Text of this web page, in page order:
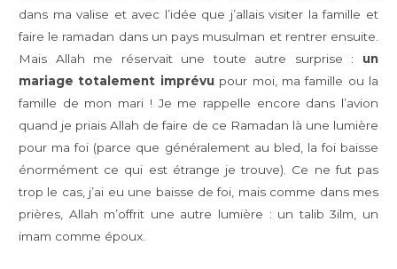
dans ma valise et avec l’idée que j’allais visiter la famille et
faire le ramadan dans un pays musulman et rentrer ensuite.
Mais Allah me réservait une toute autre surprise : un
mariage totalement imprévupour moi, ma famille ou la
famille de mon mari ! Je me rappelle encore dans l’avion
quand je priais Allah de faire de ce Ramadan là une lumière
pour ma foi (parce que généralement au bled, la foi baisse
énormément ce qui est étrange je trouve). Ce ne fut pas
trop le cas, j’ai eu une baisse de foi, mais comme dans mes
prières, Allah m’offrit une autre lumière : un talib 3ilm, un
imam comme époux.